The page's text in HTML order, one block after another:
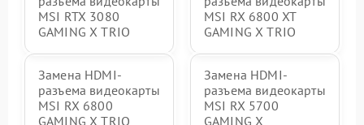
MSI RTX 3080
GAMING X TRIO
MSI RX 6800 XT
GAMING X TRIO
Замена HDMI-
разъема видеокарты
MSI RX 6800
GAMING X TRIO
Замена HDMI-
разъема видеокарты
MSI RX 5700
GAMING X